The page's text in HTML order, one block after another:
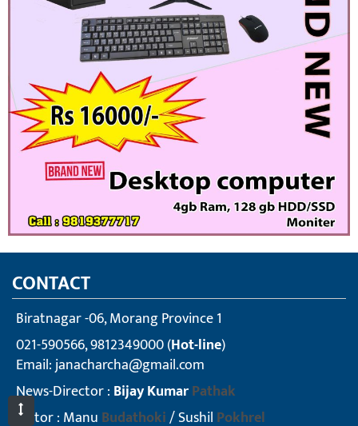
CONTACT
Biratnagar -06, Morang Province 1
021-590566, 9812349000 (Hot-line)
Email:janacharcha@gmail.com
News-Director : Bijay KumarPathak
Editor : Manu Budathoki/ Sushil Pokhrel